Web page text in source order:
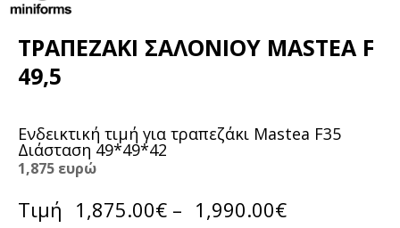
ΤΡΑΠΕΖΆΚΙ ΣΑΛΟΝΙΟΎ MASTEA
F 49,5
Ενδεικτική τιμή για τραπεζάκι Mastea F35
Διάσταση 49*49*42
1,875 ευρώ
Τιμή 1,875.00€ – 1,990.00€